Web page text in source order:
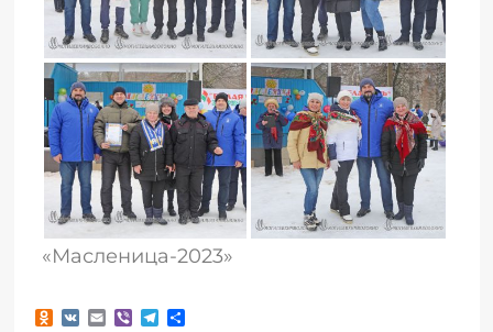
«Масленица-2023»
Odnoklassniki
VKEmailViberTelegram
Отправить